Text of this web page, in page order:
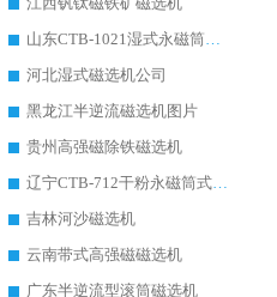
山东CTB-1021湿式永磁筒式磁选机
河北湿式磁选机公司
黑龙江半逆流磁选机图片
贵州高强磁除铁磁选机
辽宁CTB-712干粉永磁筒式磁选机
吉林河沙磁选机
云南带式高强磁磁选机
广东半逆流型滚筒磁选机